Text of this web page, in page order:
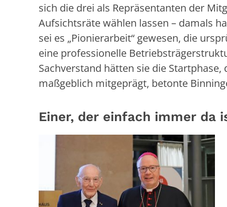
sich die drei als Repräsentanten der
Aufsichtsräte wählen lassen – damals
sei es „Pionierarbeit“ gewesen, die
eine professionelle
Sachverstand hätten sie die
maßgeblich mitgeprägt, betonte
Einer, der einfach immer da